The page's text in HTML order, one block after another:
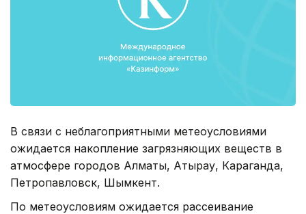
В связи с неблагоприятными метеоусловиями
ожидается накопление загрязняющих веществ в
атмосфере городов Алматы, Атырау, Караганда,
Петропавловск, Шымкент.
По метеоусловиям ожидается рассеивание